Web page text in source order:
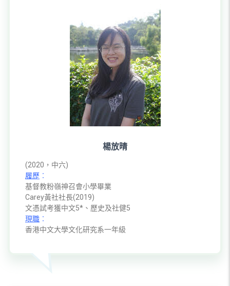
楊放晴
(2020，中六)
履歷 ︰
基督教粉嶺神召會小學畢業
Carey黃社社長(2019)
文憑試考獲中文5*、歷史及社健5
現職 ︰
香港中文大學文化研究系一年級